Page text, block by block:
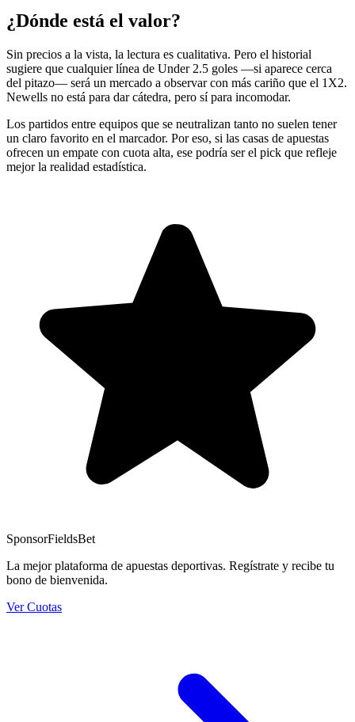
¿Dónde está el valor?
Sin precios a la vista, la lectura es cualitativa. Pero el historial
sugiere que cualquier línea de Under 2.5 goles —si aparece cerca
del pitazo— será un mercado a observar con más cariño que el 1X2.
Newells no está para dar cátedra, pero sí para incomodar.
Los partidos entre equipos que se neutralizan tanto no suelen tener
un claro favorito en el marcador. Por eso, si las casas de apuestas
ofrecen un empate con cuota alta, ese podría ser el pick que refleje
mejor la realidad estadística.
SponsorFieldsBet
La mejor plataforma de apuestas deportivas. Regístrate y recibe tu
bono de bienvenida.
Ver Cuotas